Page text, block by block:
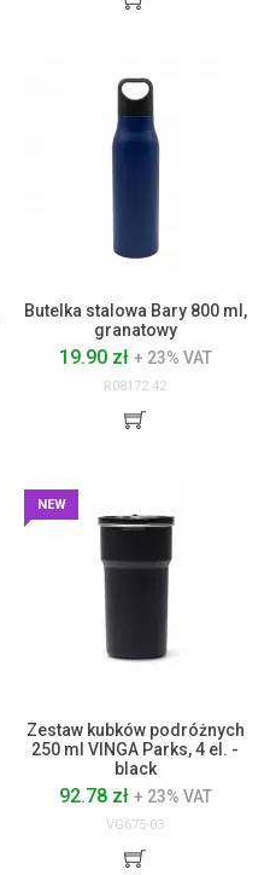
Butelka stalowa Bary 800 ml,
granatowy
19.90 zł + 23% VAT
R08172.42
NEW
Zestaw kubków podróżnych
250 ml VINGA Parks, 4 el. -
black
92.78 zł + 23% VAT
VG675-03